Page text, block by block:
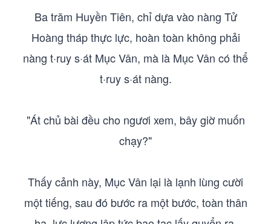
Ba trăm Huyền Tiên, chỉ dựa vào nàng Tử
Hoàng tháp thực lực, hoàn toàn không phải
nàng t·ruy s·át Mục Vân, mà là Mục Vân có thể
t·ruy s·át nàng.
"Át chủ bài đều cho ngươi xem, bây giờ muốn
chạy?"
Thấy cảnh này, Mục Vân lại là lạnh lùng cười
một tiếng, sau đó bước ra một bước, toàn thân